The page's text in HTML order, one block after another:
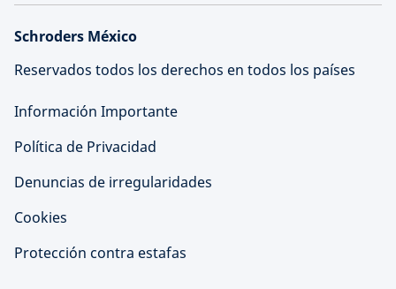
Schroders México
Reservados todos los derechos en todos los países
Información Importante
Política de Privacidad
Denuncias de irregularidades
Cookies
Protección contra estafas